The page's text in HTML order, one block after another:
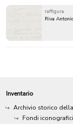
raffigura
Riva
Inventario
Archivio storico
Fondi iconografici